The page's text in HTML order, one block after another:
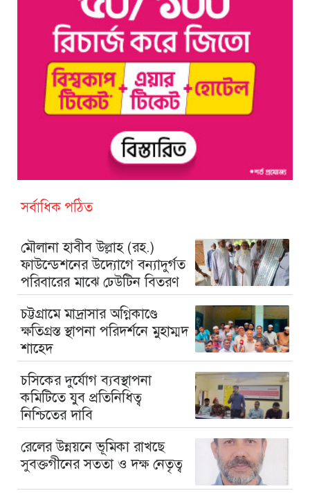
সর্বাধিক পঠিত
মৌলানা হাবীব উল্লাহ (রহ.)
ফাউন্ডেশনের উদ্যোগে বন্যাদুর্গত
পরিবারের মাঝে ঢেউটিন বিতরণ
চট্টগ্রামে মাদ্রাসার অগ্নিকাণ্ডে
ক্ষতিগ্রস্ত স্থাপনা পরিদর্শনে মুহাম্মদ
শাহেদ
চসিকের দুর্যোগ ব্যবস্থাপনা
কমিটিতে যুব প্রতিনিধিত্ব
নিশ্চিতের দাবি
রেলের উন্নয়নে ভূমিকা রাখছে
সুবক্তগীনের সততা ও দক্ষ নেতৃত্ব